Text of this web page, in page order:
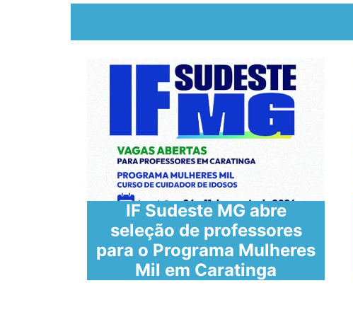
IF Sudeste MG abre
seleção de professores
para o Programa Mulheres
Mil em Caratinga